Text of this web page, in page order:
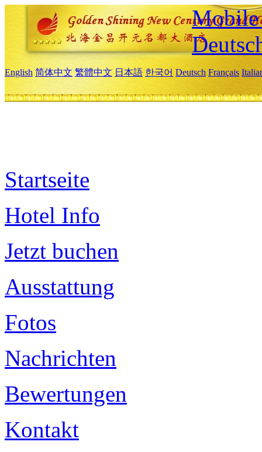
Mobile
English 简体中文 繁體中文 日本語 한국어 Deutsch Français
Startseite
Hotel Info
Jetzt buchen
Ausstattung
Fotos
Nachrichten
Bewertungen
Kontakt